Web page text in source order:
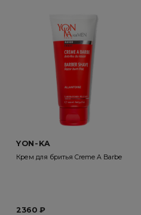
YON-KA
Крем для бритья Creme A Barbe
2360 ₽